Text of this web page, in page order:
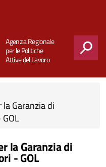
Agenzia Regionale
per le Politiche
Attive del Lavoro
Garanzia di
la Garanzia di
- GOL